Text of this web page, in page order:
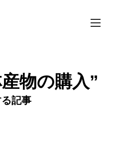
toggle
物の購入”
記事